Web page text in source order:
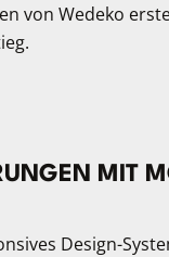
von Wedeko
MIT
Design-